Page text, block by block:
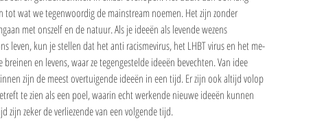
wat we tegenwoordig de mainstream noemen. Het zijn zonder
met onszelf en de natuur. Als je ideeën als levende wezens
leven, kun je stellen dat het anti racismevirus, het LHBT virus en het me-
en levens, waar ze tegengestelde ideeën bevechten. Van idee
zijn de meest overtuigende ideeën in een tijd. Er zijn ook altijd volop
te zien als een poel, waarin echt werkende nieuwe ideeën kunnen
zijn zeker de verliezende van een volgende tijd.